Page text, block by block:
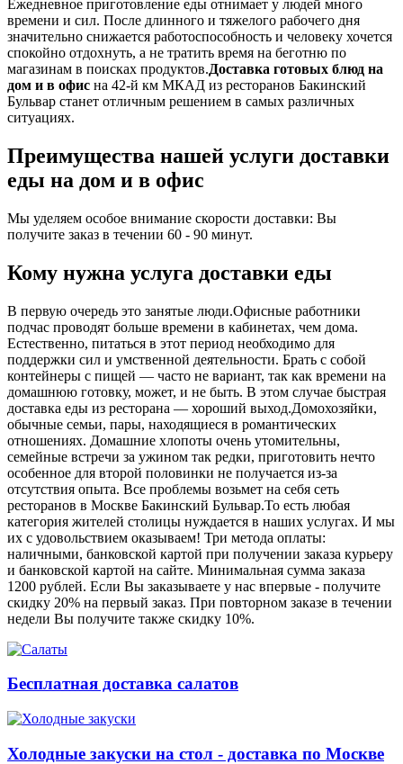
Ежедневное приготовление еды отнимает у людей много
времени и сил. После длинного и тяжелого рабочего дня
значительно снижается работоспособность и человеку хочется
спокойно отдохнуть, а не тратить время на беготню по
магазинам в поисках продуктов.Доставка готовых блюд на
дом и в офис на 42-й км МКАД из ресторанов Бакинский
Бульвар станет отличным решением в самых различных
ситуациях.
Преимущества нашей услуги доставки
еды на дом и в офис
Мы уделяем особое внимание скорости доставки: Вы
получите заказ в течении 60 - 90 минут.
Кому нужна услуга доставки еды
В первую очередь это занятые люди.Офисные работники
подчас проводят больше времени в кабинетах, чем дома.
Естественно, питаться в этот период необходимо для
поддержки сил и умственной деятельности. Брать с собой
контейнеры с пищей ― часто не вариант, так как времени на
домашнюю готовку, может, и не быть. В этом случае быстрая
доставка еды из ресторана ― хороший выход.Домохозяйки,
обычные семьи, пары, находящиеся в романтических
отношениях. Домашние хлопоты очень утомительны,
семейные встречи за ужином так редки, приготовить нечто
особенное для второй половинки не получается из-за
отсутствия опыта. Все проблемы возьмет на себя сеть
ресторанов в Москве Бакинский Бульвар.То есть любая
категория жителей столицы нуждается в наших услугах. И мы
их с удовольствием оказываем! Три метода оплаты:
наличными, банковской картой при получении заказа курьеру
и банковской картой на сайте. Минимальная сумма заказа
1200 рублей. Если Вы заказываете у нас впервые - получите
скидку 20% на первый заказ. При повторном заказе в течении
недели Вы получите также скидку 10%.
Бесплатная доставка салатов
Холодные закуски на стол - доставка по Москве